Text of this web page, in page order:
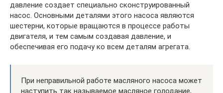
давление создает специально сконструированный
насос. Основными деталями этого насоса являются
шестерни, которые вращаются в процессе работы
двигателя, и тем самым создавая давление, и
обеспечивая его подачу ко всем деталям агрегата.
При неправильной работе масляного насоса может
наступить так называемое масляное голодание,